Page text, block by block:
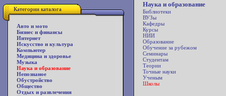
Категории каталога
Авто и мото
Бизнес и финансы
Интернет
Искусство и культура
Компьютер
Медицина и здоровье
Музыка
Наука и образование
Непознаное
Обустройство
Общество
Отдых и развлечения
Наука и образование
Библиотеки
ВУЗы
Кафедры
Курсы
НИИ
Образование
Обучение за рубежом
Семинары
Студентам
Теории
Точные науки
Ученым
Школы